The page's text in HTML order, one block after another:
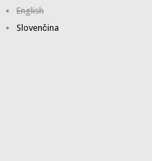
English
Slovenčina